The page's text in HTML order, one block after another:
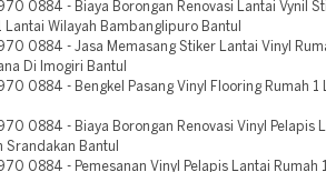
0884 - Biaya Borongan Renovasi Lantai Vynil
Lantai Wilayah Bambanglipuro Bantul
0884 - Jasa Memasang Stiker Lantai Vinyl
Di Imogiri Bantul
0884 - Bengkel Pasang Vinyl Flooring Rumah 1
0884 - Biaya Borongan Renovasi Vinyl Pelapis
Srandakan Bantul
0884 - Pemesanan Vinyl Pelapis Lantai Rumah